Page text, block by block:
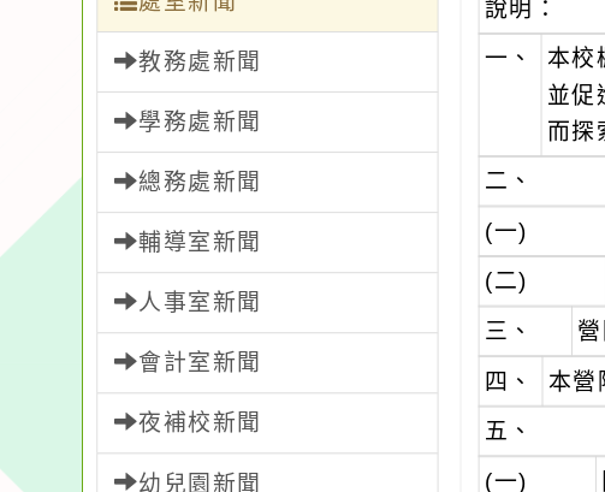
教務處新聞
學務處新聞
總務處新聞
輔導室新聞
人事室新聞
會計室新聞
夜補校新聞
幼兒園新聞
說明：
一、 本校
並促
而探
二、
(一)
(二)
三、
四、
本營
五、
(一)